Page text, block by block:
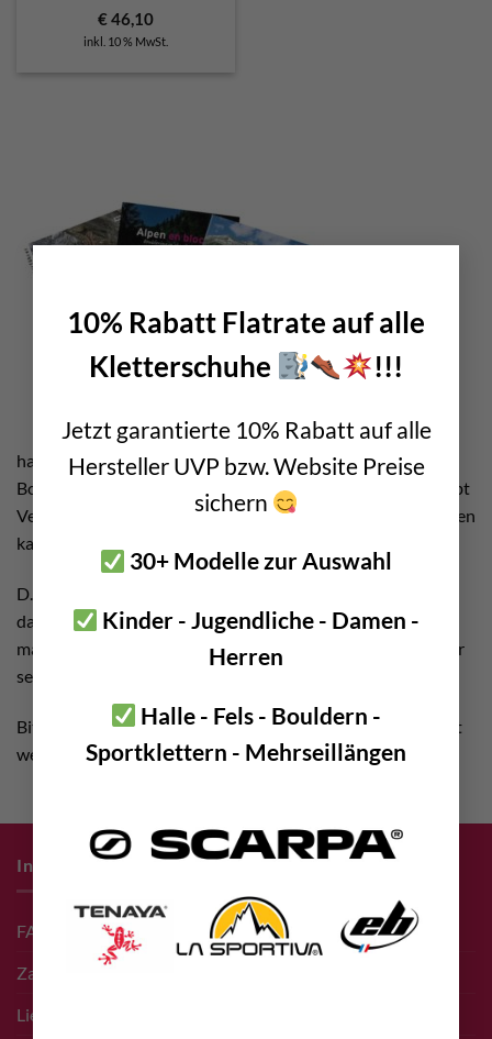
10% Rabatt Flatrate auf alle
Kletterschuhe
!!!
Jetzt garantierte 10% Rabatt auf alle
Hersteller UVP bzw. Website Preise
sichern
30+ Modelle zur Auswahl
Kinder - Jugendliche - Damen -
Herren
Halle - Fels - Bouldern -
Sportklettern - Mehrseillängen
€46,10
inkl. 10 % MwSt.
haben wir uns eine ordentliche Auswahl beim Thema
Boulderführer bzw. Boulder Topos als Ziel gesetzt. Bitte habt
Verständnis, dass dies nicht von heute auf morgen geschehen
kann.
D.h. wir starten einmal mit ein paar Klassikern und wollen
dann das Sortiment Stück für Stück erweitern. Den Beginn
macht einmal der Maltatal Kletterführer. Denn dort sind wir
selber die Autoren!
Bitte um etwas Geduld, bis die nächsten Bücher eingepflegt
werden, danke!
Infos zum Einkauf
FAQ
Zahlungsarten
Liefer- & Versand Infos